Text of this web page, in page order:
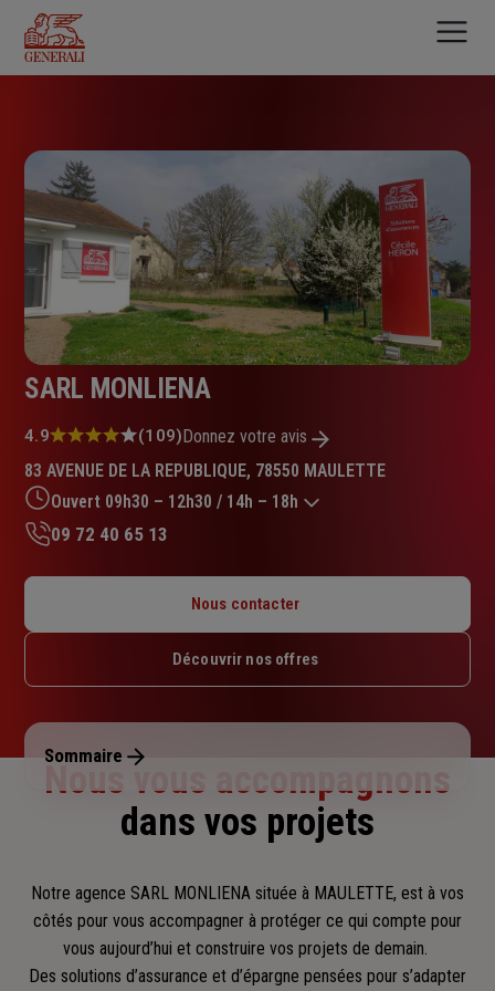
contenu
principal
SARL MONLIENA
Note
4.9
sur
5
étoiles
4.9 (109)Donnez votre avis
83 AVENUE DE LA REPUBLIQUE, 78550 MAULETTE
Ouvert 09h30 – 12h30 / 14h – 18h
Mardi : 09h30 – 12h30 / 14h – 18h
Jeudi : 09h30 – 12h30 / 14h – 18h
Dimanche : Fermé
09 72 40 65 13
Nous contacter
Découvrir nos offres
Sommaire
Nous vous accompagnons
dans vos projets
Notre agence SARL MONLIENA située à MAULETTE, est à vos
côtés pour vous accompagner à protéger ce qui compte pour
vous aujourd’hui et construire vos projets de demain.
Des solutions d’assurance et d’épargne pensées pour s’adapter